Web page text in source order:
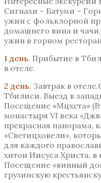
Сигнахи – Батуми –
ужин с фольклорной
домашнего вина и
ужин в горном
1 день. Прибытие в
в отеле.
2 день. Завтрак в
Тбилиси. Выезд в
Посещение «Мцхета»
монастыря VI века
прекрасная панорама,
«Светицховели»,
для каждого
хитон Иисуса Христа,
Посещение «винный
грузинскую